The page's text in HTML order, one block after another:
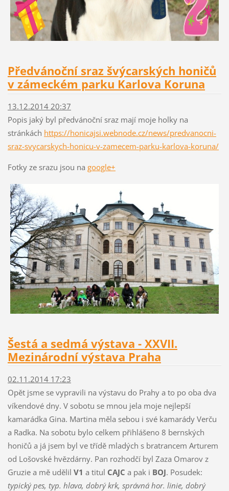
Předvánoční sraz švýcarských honičů
v zámeckém parku Karlova Koruna
13.12.2014 20:37
Popis jaký byl předvánoční sraz mají moje holky na
stránkách https://honicajsi.webnode.cz/news/predvanocni-
sraz-svycarskych-honicu-v-zamecem-parku-karlova-koruna/
Fotky ze srazu jsou na google+
Šestá a sedmá výstava - XXVII.
Mezinárodní výstava Praha
02.11.2014 17:23
Opět jsme se vypravili na výstavu do Prahy a to po oba dva
víkendové dny. V sobotu se mnou jela moje nejlepší
kamarádka Gina. Martina měla sebou i své kamarády Verču
a Radka. Na sobotu bylo celkem přihlášeno 8 bernských
honičů a já jsem byl ve třídě mladých s bratrancem Arturem
od Lošovské hvězdárny. Pan rozhodčí byl Zaza Omarov z
Gruzie a mě udělil V1 a titul CAJC a pak i BOJ. Posudek:
typický pes, typ. hlava, dobrý krk, správná hor. linie, dobrý